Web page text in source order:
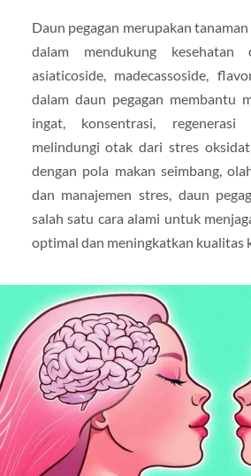
Daun pegagan merupakan
dalam mendukung kesehatan
asiaticoside, madecassoside,
dalam daun pegagan membantu
ingat, konsentrasi,
melindungi otak dari stres
dengan pola makan seimbang,
dan manajemen stres, daun
salah satu cara alami untuk
optimal dan meningkatkan kualitas